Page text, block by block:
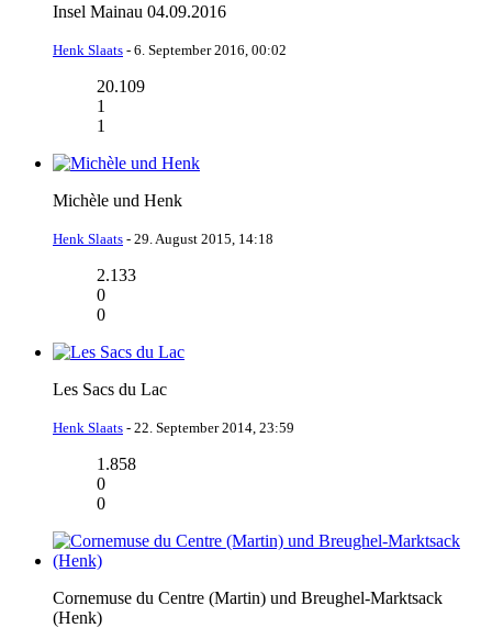
Insel Mainau 04.09.2016
Henk Slaats - 6. September 2016, 00:02
20.109
1
1
Michèle und Henk
Henk Slaats - 29. August 2015, 14:18
2.133
0
0
Les Sacs du Lac
Henk Slaats - 22. September 2014, 23:59
1.858
0
0
Cornemuse du Centre (Martin) und Breughel-Marktsack
(Henk)